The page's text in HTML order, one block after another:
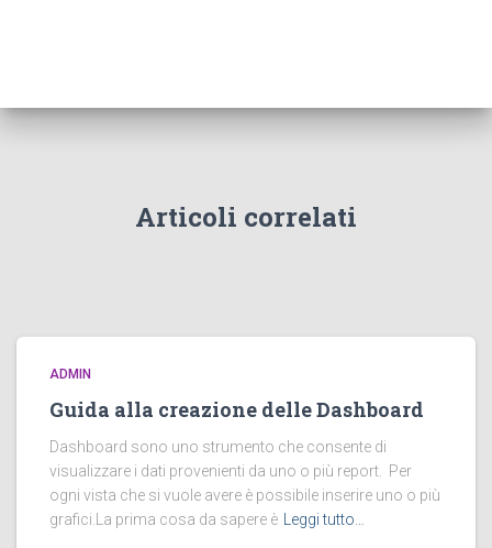
a
Articoli correlati
ADMIN
Guida alla creazione delle Dashboard
Dashboard sono uno strumento che consente di
visualizzare i dati provenienti da uno o più report. Per
ogni vista che si vuole avere è possibile inserire uno o più
grafici.La prima cosa da sapere è
Leggi tutto…